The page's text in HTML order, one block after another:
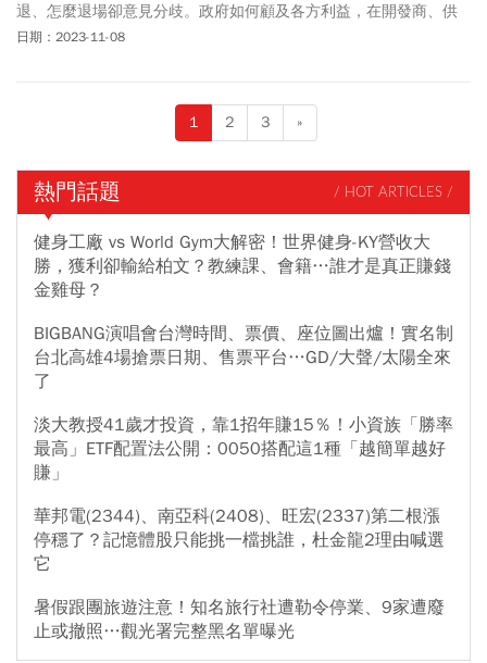
退、怎麼退場卻意見分歧。政府如何顧及各方利益，在開發商、供
應商間畫出適當的退場路徑，成為下一階段考驗。
日期：2023-11-08
1 2 3 »
熱門話題 / HOT ARTICLES /
健身工廠 vs World Gym大解密！世界健身-KY營收大
勝，獲利卻輸給柏文？教練課、會籍…誰才是真正賺錢
金雞母？
BIGBANG演唱會台灣時間、票價、座位圖出爐！實名制
台北高雄4場搶票日期、售票平台…GD/大聲/太陽全來
了
淡大教授41歲才投資，靠1招年賺15％！小資族「勝率
最高」ETF配置法公開：0050搭配這1種「越簡單越好
賺」
華邦電(2344)、南亞科(2408)、旺宏(2337)第二根漲
停穩了？記憶體股只能挑一檔挑誰，杜金龍2理由喊選
它
暑假跟團旅遊注意！知名旅行社遭勒令停業、9家遭廢
止或撤照…觀光署完整黑名單曝光